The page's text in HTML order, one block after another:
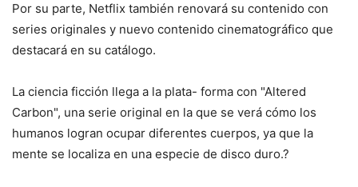
Por su parte, Netflix también renovará su contenido con
series originales y nuevo contenido cinematográfico que
destacará en su catálogo.
La ciencia ficción llega a la plata- forma con "Altered
Carbon", una serie original en la que se verá cómo los
humanos logran ocupar diferentes cuerpos, ya que la
mente se localiza en una especie de disco duro.?